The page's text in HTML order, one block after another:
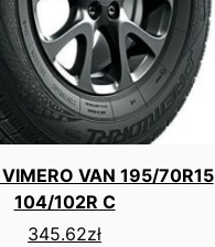
VAN 195/70R15
104/102R C
345.62zł